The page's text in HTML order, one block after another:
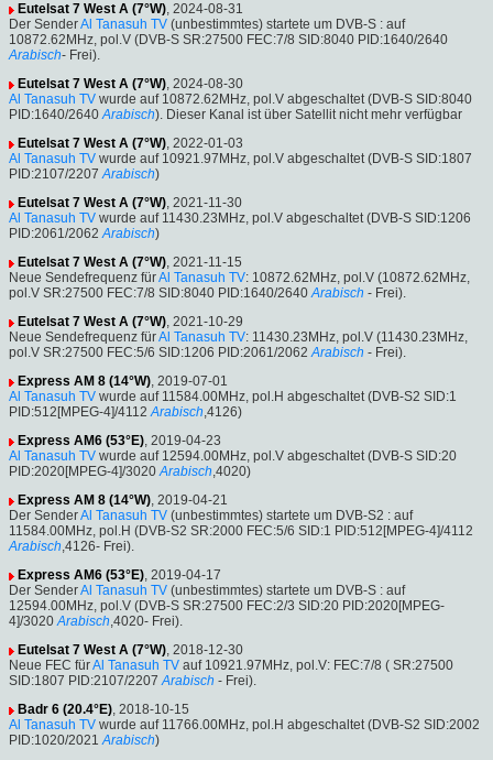
Eutelsat 7 West A (7°W), 2024-08-31
Der SenderAl Tanasuh TV (unbestimmtes) startete um DVB-S : auf
10872.62MHz, pol.V (DVB-S SR:27500 FEC:7/8 SID:8040 PID:1640/2640
Arabisch- Frei).
Eutelsat 7 West A (7°W), 2024-08-30
Al Tanasuh TV wurde auf 10872.62MHz, pol.V abgeschaltet (DVB-S SID:8040
PID:1640/2640 Arabisch). Dieser Kanal ist über Satellit nicht mehr verfügbar
Eutelsat 7 West A (7°W), 2022-01-03
Al Tanasuh TV wurde auf 10921.97MHz, pol.V abgeschaltet (DVB-S SID:1807
PID:2107/2207 Arabisch)
Eutelsat 7 West A (7°W), 2021-11-30
Al Tanasuh TV wurde auf 11430.23MHz, pol.V abgeschaltet (DVB-S SID:1206
PID:2061/2062 Arabisch)
Eutelsat 7 West A (7°W), 2021-11-15
Neue Sendefrequenz fürAl Tanasuh TV: 10872.62MHz, pol.V (10872.62MHz,
pol.V SR:27500 FEC:7/8 SID:8040 PID:1640/2640 Arabisch - Frei).
Eutelsat 7 West A (7°W), 2021-10-29
Neue Sendefrequenz fürAl Tanasuh TV: 11430.23MHz, pol.V (11430.23MHz,
pol.V SR:27500 FEC:5/6 SID:1206 PID:2061/2062 Arabisch - Frei).
Express AM 8 (14°W), 2019-07-01
Al Tanasuh TV wurde auf 11584.00MHz, pol.H abgeschaltet (DVB-S2 SID:1
PID:512[MPEG-4]/4112 Arabisch,4126)
Express AM6 (53°E), 2019-04-23
Al Tanasuh TV wurde auf 12594.00MHz, pol.V abgeschaltet (DVB-S SID:20
PID:2020[MPEG-4]/3020 Arabisch,4020)
Express AM 8 (14°W), 2019-04-21
Der SenderAl Tanasuh TV (unbestimmtes) startete um DVB-S2 : auf
11584.00MHz, pol.H (DVB-S2 SR:2000 FEC:5/6 SID:1 PID:512[MPEG-4]/4112
Arabisch,4126- Frei).
Express AM6 (53°E), 2019-04-17
Der SenderAl Tanasuh TV (unbestimmtes) startete um DVB-S : auf
12594.00MHz, pol.V (DVB-S SR:27500 FEC:2/3 SID:20 PID:2020[MPEG-
4]/3020 Arabisch,4020- Frei).
Eutelsat 7 West A (7°W), 2018-12-30
Neue FEC fürAl Tanasuh TV auf 10921.97MHz, pol.V: FEC:7/8 ( SR:27500
SID:1807 PID:2107/2207 Arabisch - Frei).
Badr 6 (20.4°E), 2018-10-15
Al Tanasuh TV wurde auf 11766.00MHz, pol.H abgeschaltet (DVB-S2 SID:2002
PID:1020/2021 Arabisch)